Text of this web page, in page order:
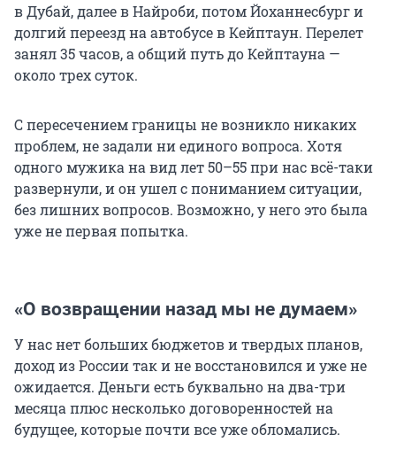
в Дубай, далее в Найроби, потом Йоханнесбург и
долгий переезд на автобусе в Кейптаун. Перелет
занял 35 часов, а общий путь до Кейптауна —
около трех суток.
С пересечением границы не возникло никаких
проблем, не задали ни единого вопроса. Хотя
одного мужика на вид лет 50–55 при нас всё-таки
развернули, и он ушел с пониманием ситуации,
без лишних вопросов. Возможно, у него это была
уже не первая попытка.
«О возвращении назад мы не думаем»
У нас нет больших бюджетов и твердых планов,
доход из России так и не восстановился и уже не
ожидается. Деньги есть буквально на два-три
месяца плюс несколько договоренностей на
будущее, которые почти все уже обломались.